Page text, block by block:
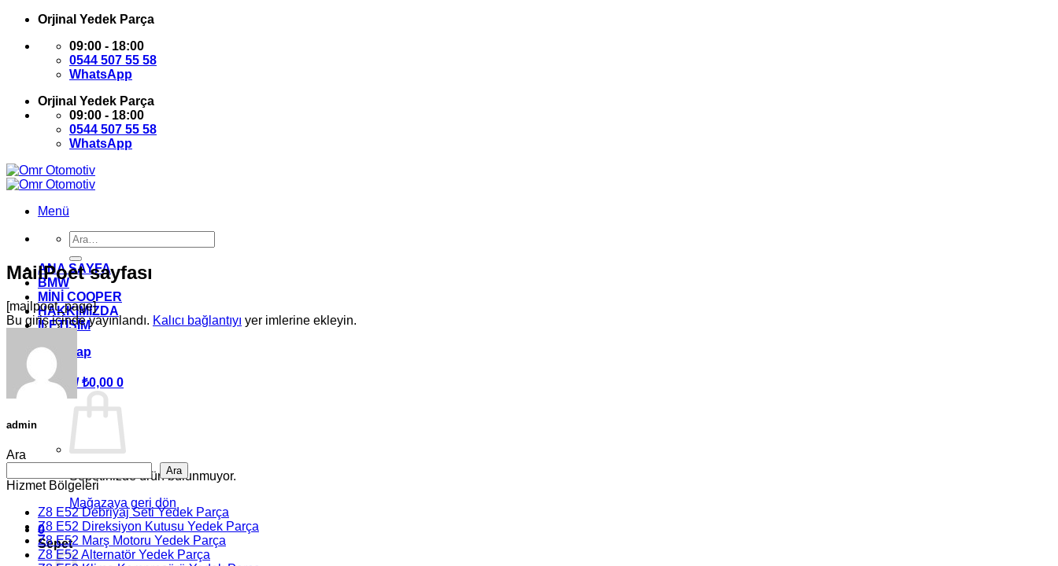
İçeriğeOrjinal Yedek Parça
09:00 - 18:00
0544 507 55 58
WhatsApp
Orjinal Yedek Parça
09:00 - 18:00
0544 507 55 58
WhatsApp
Menü
Ara:
ANA SAYFA
BMW
MİNİ COOPER
HAKKIMIZDA
İLETİŞİM
Giriş Yap
Sepet /₺0,00 0
Sepetinizde ürün bulunmuyor.
Mağazaya geri dön
0
Sepet
MailPoet sayfası
[mailpoet_page]
Bu giriş içinde yayınlandı. Kalıcı bağlantıyı yer imlerine ekleyin.
admin
Ara
Ara
Hizmet Bölgeleri
Z8 E52 Debriyaj Seti Yedek Parça
Z8 E52 Direksiyon Kutusu Yedek Parça
Z8 E52 Marş Motoru Yedek Parça
Z8 E52 Alternatör Yedek Parça